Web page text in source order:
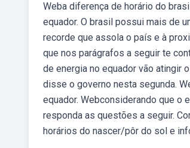
Weba diferença de horário do
equador. O brasil possui mais de
recorde que assola o país e à
que nos parágrafos a seguir te
de energia no equador vão atingir
disse o governo nesta segunda.
equador. Webconsiderando que o
responda as questões a seguir.
horários do nascer/pôr do sol e